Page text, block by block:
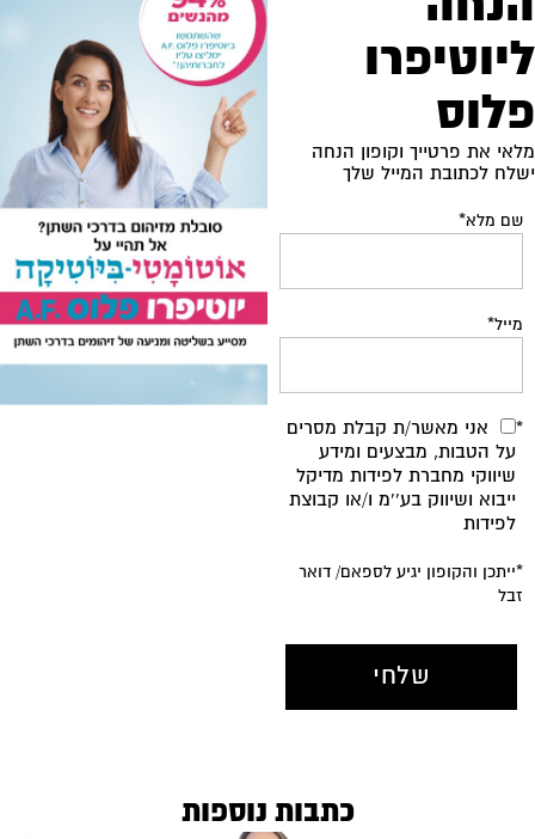
ליוטיפרו
פלוס
מלאי את פרטייך וקופון הנחה
ישלח לכתובת המייל שלך
שם מלא*
מייל*
*
אני מאשר/ת קבלת מסרים
על הטבות, מבצעים ומידע
שיווקי מחברת לפידות מדיקל
ייבוא ושיווק בע''מ ו/או קבוצת
לפידות
*ייתכן והקופון יגיע לספאם/ דואר
זבל
כתבות נוספות